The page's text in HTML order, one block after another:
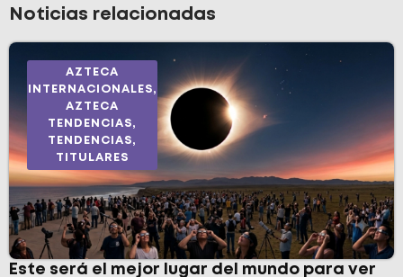
Noticias relacionadas
AZTECA
INTERNACIONALES,
AZTECA
TENDENCIAS,
TENDENCIAS,
TITULARES
Este será el mejor lugar del mundo para ver